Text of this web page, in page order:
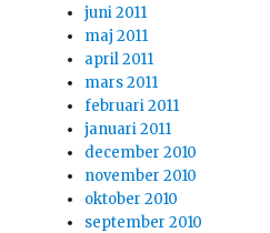
juni 2011
maj 2011
april 2011
mars 2011
februari 2011
januari 2011
december 2010
november 2010
oktober 2010
september 2010